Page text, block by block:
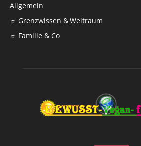
Allgemein
☼ Grenzwissen & Weltraum
☼ Familie & Co